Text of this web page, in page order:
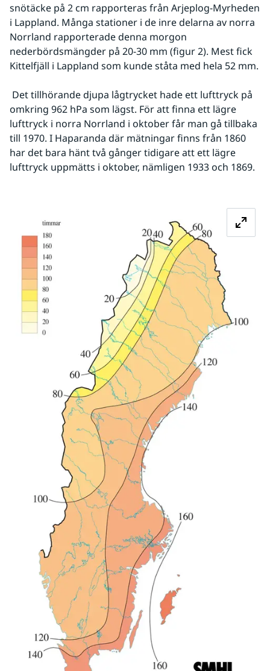
snötäcke på 2 cm rapporteras från Arjeplog-Myrheden
i Lappland. Många stationer i de inre delarna av norra
Norrland rapporterade denna morgon
nederbördsmängder på 20-30 mm (figur 2). Mest fick
Kittelfjäll i Lappland som kunde ståta med hela 52 mm.
omkring 962 hPa som lägst. För att finna ett lägre
lufttryck i norra Norrland i oktober får man gå tillbaka
till 1970. I Haparanda där mätningar finns från 1860
har det bara hänt två gånger tidigare att ett lägre
lufttryck uppmätts i oktober, nämligen 1933 och 1869.